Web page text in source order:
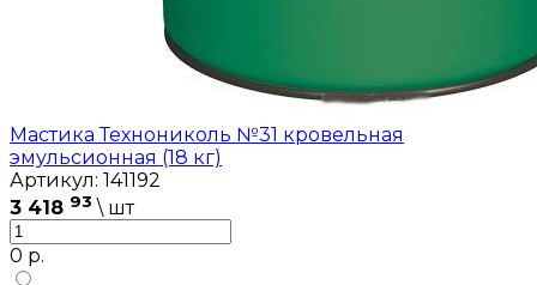
Мастика Технониколь №31 кровельная
эмульсионная (18 кг)
Артикул: 141192
3 418 93 \ шт
0 р.